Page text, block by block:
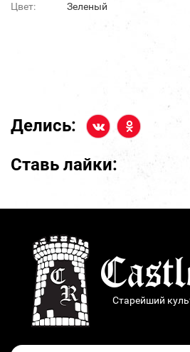
Цвет:
Зеленый
Делись:
Ставь лайки:
Старейший